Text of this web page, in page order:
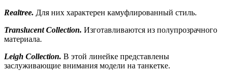
Realtree. Для них характерен камуфлированный стиль.
Translucent Collection. Изготавливаются из полупрозрачного
материала.
Leigh Collection. В этой линейке представлены
заслуживающие внимания модели на танкетке.